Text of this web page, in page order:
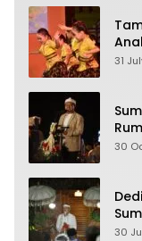
31
30
30